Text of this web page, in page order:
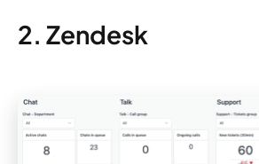
2. Zendesk